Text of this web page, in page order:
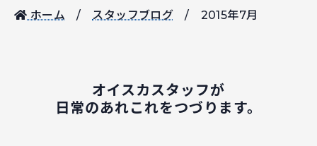
ホーム スタッフブログ 2015年7月
オイスカスタッフが
日常のあれこれをつづります。